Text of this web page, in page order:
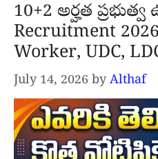
10+2 అర్హత
Recruitment
Worker, UDC,
July 14, 2026 by Althaf